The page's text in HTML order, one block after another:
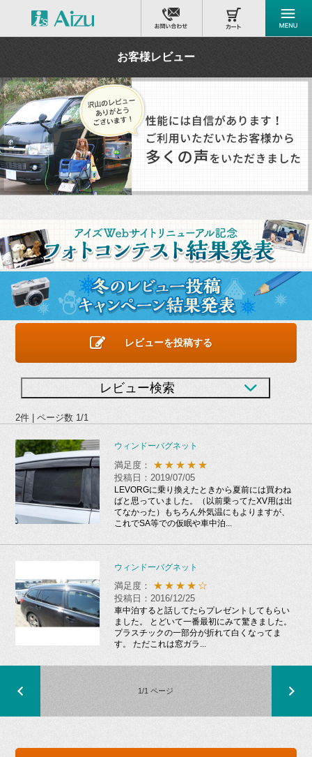
お客様レビュー
レビューを投稿する
レビュー検索
2件 | ページ数 1/1
ウィンドーバグネット
満足度： ★★★★★
投稿日：2019/07/05
LEVORGに乗り換えたときから夏前には買わね
ばと思っていました。（以前乗ってたXV用は出
てなかった）もちろん外気温にもよりますが、
これでSA等での仮眠や車中泊...
ウィンドーバグネット
満足度： ★★★★☆
投稿日：2016/12/25
車中泊すると話してたらプレゼントしてもらい
ました。 とどいて一番最初にみて驚きました。
プラスチックの一部分が折れて白くなってま
す。 ただこれは窓ガラ...
1/1 ページ